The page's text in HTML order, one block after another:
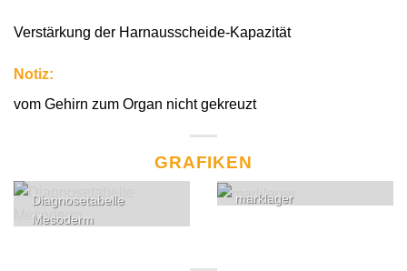
Verstärkung der Harnausscheide-Kapazität
Notiz:
vom Gehirn zum Organ nicht gekreuzt
GRAFIKEN
Diagnosetabelle
Mesoderm
marklager